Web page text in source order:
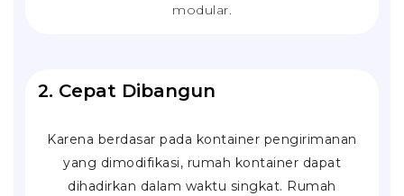
modular.
2. Cepat Dibangun
Karena berdasar pada kontainer pengirimanan
yang dimodifikasi, rumah kontainer dapat
dihadirkan dalam waktu singkat. Rumah